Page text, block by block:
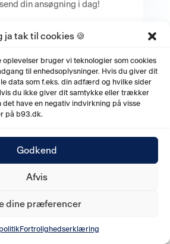
ja tak til cookies 🍪
oplevelser bruger vi teknologier som cookies
til enhedsoplysninger. Hvis du giver dit
data som f.eks. din adfærd og hvilke sider
du ikke giver dit samtykke eller trækker
have en negativ indvirkning på visse
på b93.dk.
Godkend
Afvis
dine præferencer
Fortrolighedserklæring
din ansøgning i dag!